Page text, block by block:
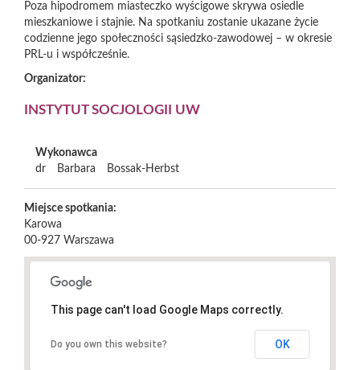
Poza hipodromem miasteczko wyścigowe skrywa osiedle
mieszkaniowe i stajnie. Na spotkaniu zostanie ukazane życie
codzienne jego społeczności sąsiedzko-zawodowej – w okresie
PRL-u i współcześnie.
Organizator:
INSTYTUT SOCJOLOGII UW
Wykonawca
dr
Barbara Bossak-Herbst
Miejsce spotkania:
Karowa
00-927 Warszawa
This page can't load Google Maps correctly.
Do you own this website? OK